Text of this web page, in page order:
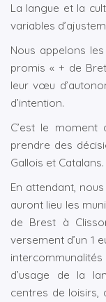
La langue et la
variables
Nous appelons
promis « + de
leur vœu
d’intention.
C’est le moment
prendre des
Gallois et Catalans.
En attendant,
auront lieu les
de Brest à
versement d’un 1
d’usage de la
centres de loisirs,